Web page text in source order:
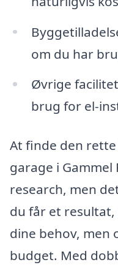
om du har
Øvrige
brug for el-
At finde den
garage i
research, men
du får et
dine behov, men
budget. Med